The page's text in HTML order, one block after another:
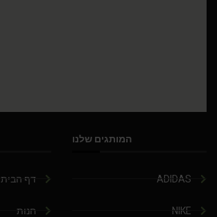
המותגים שלנו
ADIDAS
NIKE
דף הבית
חנות